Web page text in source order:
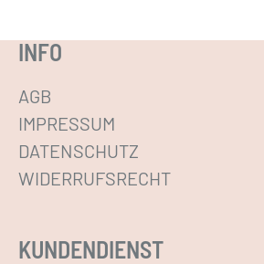
INFO
AGB
IMPRESSUM
DATENSCHUTZ
WIDERRUFSRECHT
KUNDENDIENST